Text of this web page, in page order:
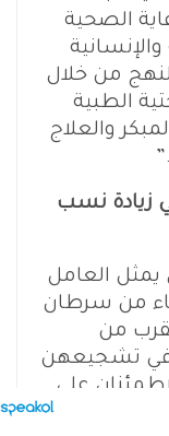
الصحية
من خلال
الطبية
والعلاج
زيادة نسب
يمثل العامل
من سرطان
من
تشجيعهن
على